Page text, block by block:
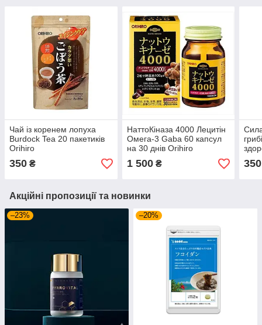
Чай із коренем лопуха
Burdock Tea 20 пакетиків
Orihiro
350 ₴
НаттоКіназа 4000 Лецитін
Омега-3 Gaba 60 капсул
на 30 днів Orihiro
1 500₴ 350
Акційні пропозиції та новинки
–23% –20%